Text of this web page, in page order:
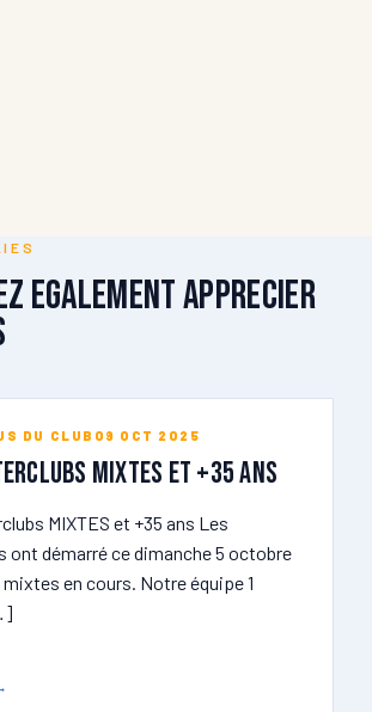
egalement apprecier
DU CLUB 09 OCT 2025
MIXTES et +35 ans
MIXTES et +35 ans Les
ont démarré ce dimanche 5 octobre
en cours. Notre équipe 1
→